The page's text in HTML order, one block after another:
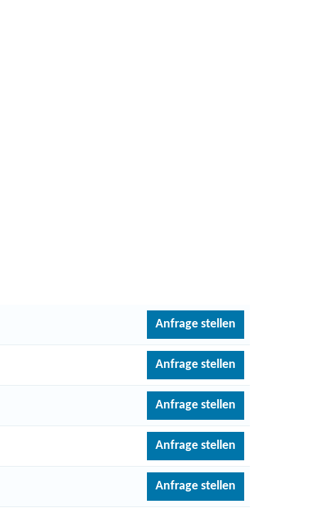
Anfrage stellen
Anfrage stellen
Anfrage stellen
Anfrage stellen
Anfrage stellen